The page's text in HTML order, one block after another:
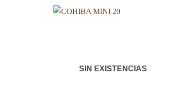
SIN EXISTENCIAS